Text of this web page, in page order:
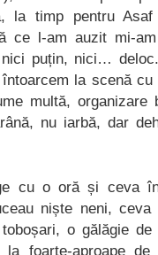
timp pentru
ce l-am auzit mi-
puțin, nici…
la scenă
multă,
nu iarbă, dar
cu o oră și ceva
niște neni,
o gălăgie
foarte-aproape